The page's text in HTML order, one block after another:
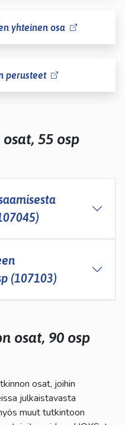
yhteinen osa
perusteet
55 osp
(107103)
osat, 90 osp
osat, joihin
julkaistavasta
muut tutkintoon